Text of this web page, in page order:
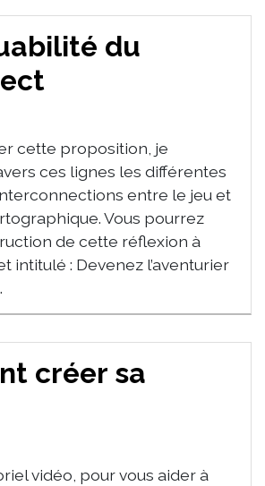
du
cette proposition, je
ces lignes les différentes
entre le jeu et
Vous pourrez
de cette réflexion à
intitulé : Devenez l’aventurier
créer sa
vidéo, pour vous aider à